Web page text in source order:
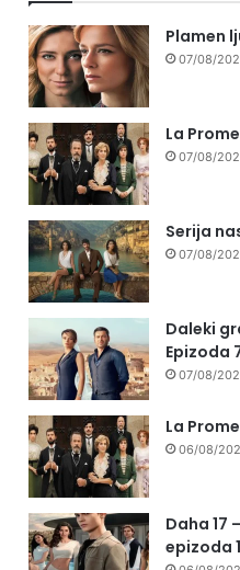
Plamen
07/08/
La
07/08/
Serija
07/08/
Daleki
Epizoda
07/08/
La
06/08/
Daha 17
epizoda